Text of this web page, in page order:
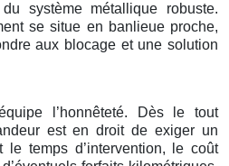
système métallique robuste.
se situe en banlieue proche,
aux blocage et une solution
l’honnêteté. Dès le tout
est en droit de exiger un
le temps d’intervention, le coût